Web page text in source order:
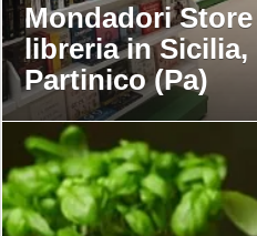
Mondadori
libreria in
Partinico (Pa)